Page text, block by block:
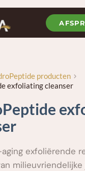
producten
exfoliating cleanser
exfoliërende